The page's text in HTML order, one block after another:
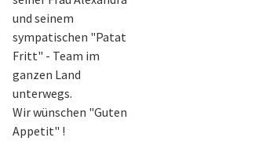
und seinem
sympatischen "Patat
Fritt" - Team im
ganzen Land
unterwegs.
Wir wünschen "Guten
Appetit" !